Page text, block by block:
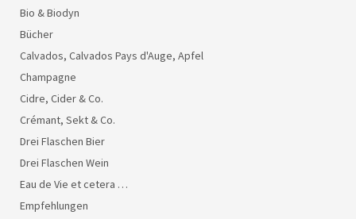
Bio & Biodyn
Bücher
Calvados, Calvados Pays d'Auge, Apfel
Champagne
Cidre, Cider & Co.
Crémant, Sekt & Co.
Drei Flaschen Bier
Drei Flaschen Wein
Eau de Vie et cetera …
Empfehlungen